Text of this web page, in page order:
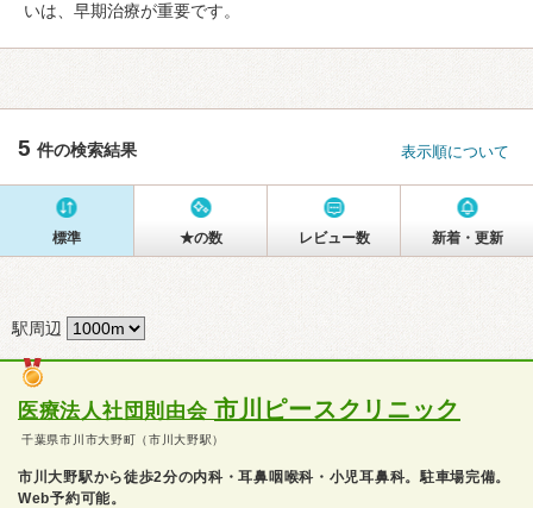
いは、早期治療が重要です。
5 件の検索結果 表示順について
標準 ★の数 レビュー数 新着・更新
駅周辺
医療法人社団則由会 市川ピースクリニック
千葉県市川市大野町（市川大野駅）
市川大野駅から徒歩2分の内科・耳鼻咽喉科・小児耳鼻科。駐車場完備。
Web予約可能。